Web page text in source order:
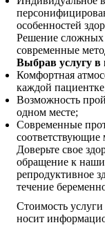
особенностей
Решение сложных
современные
Выбрав услугу в
Комфортная
каждой
Возможность
одном месте;
Современные
соответствующие
Доверьте свое
обращение к
репродуктивное
течение
Стоимость
носит